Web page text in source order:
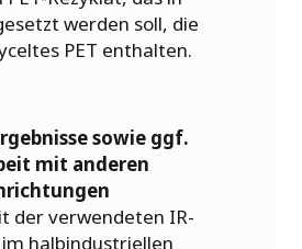
werden soll, die
PET enthalten.
sowie ggf.
mit anderen
der verwendeten IR-
halbindustriellen